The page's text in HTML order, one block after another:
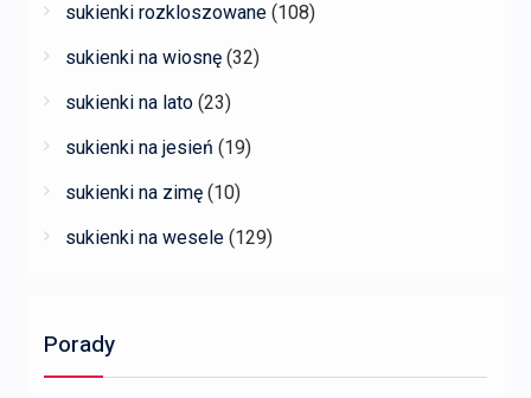
sukienki rozkloszowane (108)
sukienki na wiosnę (32)
sukienki na lato (23)
sukienki na jesień (19)
sukienki na zimę (10)
sukienki na wesele (129)
Porady